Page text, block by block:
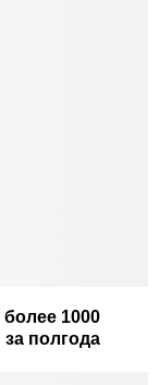
1000
полгода